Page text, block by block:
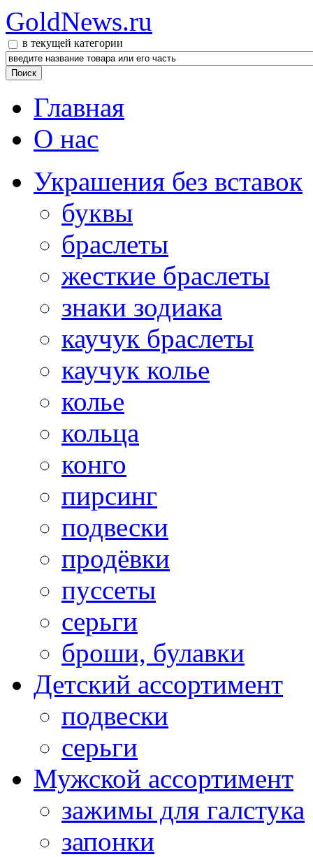
GoldNews.ru
в текущей категории
Главная
О нас
Украшения без вставок
буквы
браслеты
жесткие браслеты
знаки зодиака
каучук браслеты
каучук колье
колье
кольца
конго
пирсинг
подвески
продёвки
пуссеты
серьги
броши, булавки
Детский ассортимент
подвески
серьги
Мужской ассортимент
зажимы для галстука
запонки